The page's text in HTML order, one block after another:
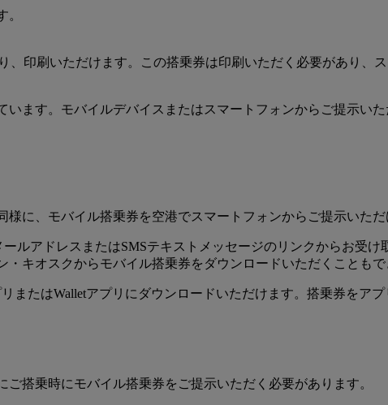
、印刷いただけます。この搭乗券は印刷いただく必要があり、
ます。モバイルデバイスまたはスマートフォンからご提示い
に、モバイル搭乗券を空港でスマートフォンからご提示いただ
ルアドレスまたはSMSテキストメッセージのリンクからお受
キオスクからモバイル搭乗券をダウンロードいただくこともで
またはWalletアプリにダウンロードいただけます。搭乗券をア
搭乗時にモバイル搭乗券をご提示いただく必要があります。